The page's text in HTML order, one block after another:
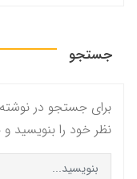
جستجو
برای جستجو در
نظر خود را بنویسید